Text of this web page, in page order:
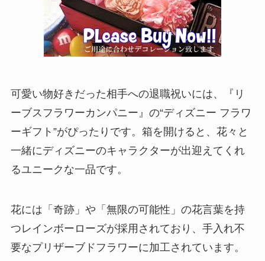
可愛い物好きだった相手への退職祝いには、『リ
ーブスフラワーカンパニー』の“ディズニー フラワ
ーギフト”がぴったりです。箱を開けると、 花々と
一緒にディズニーのキャラクターが出迎えてくれ
るユニークな一品です。
花には「奇跡」や「無限の可能性」の花言葉を持
つレインボーローズが採用されており、手入れ不
要なプリザーブドフラワーに加工されています。